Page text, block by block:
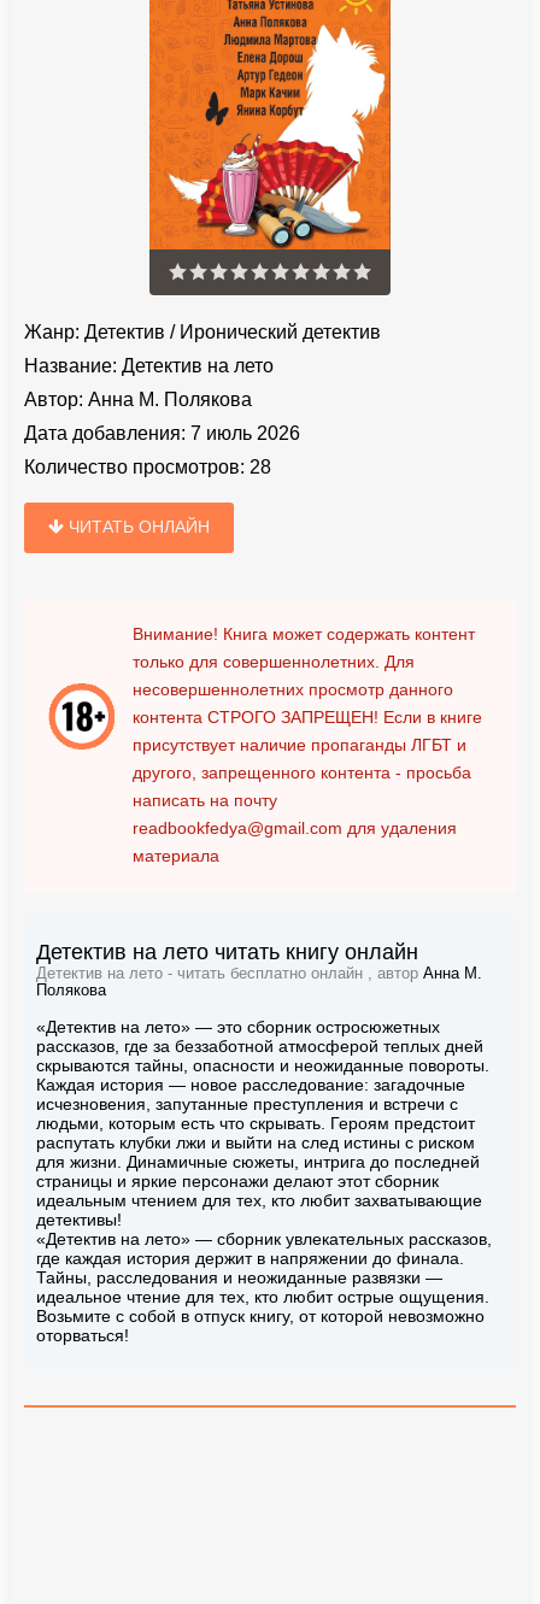
Жанр: Детектив / Иронический детектив
Название: Детектив на лето
Автор: Анна М. Полякова
Дата добавления: 7 июль 2026
Количество просмотров: 28
ЧИТАТЬ ОНЛАЙН
Внимание! Книга может содержать контент
только для совершеннолетних. Для
несовершеннолетних просмотр данного
контента СТРОГО ЗАПРЕЩЕН! Если в книге
присутствует наличие пропаганды ЛГБТ и
другого, запрещенного контента - просьба
написать на почту
readbookfedya@gmail.com для удаления
материала
Детектив на лето читать книгу онлайн
Детектив на лето - читать бесплатно онлайн , автор Анна М.
Полякова
«Детектив на лето» — это сборник остросюжетных
рассказов, где за беззаботной атмосферой теплых дней
скрываются тайны, опасности и неожиданные повороты.
Каждая история — новое расследование: загадочные
исчезновения, запутанные преступления и встречи с
людьми, которым есть что скрывать. Героям предстоит
распутать клубки лжи и выйти на след истины с риском
для жизни. Динамичные сюжеты, интрига до последней
страницы и яркие персонажи делают этот сборник
идеальным чтением для тех, кто любит захватывающие
детективы!
«Детектив на лето» — сборник увлекательных рассказов,
где каждая история держит в напряжении до финала.
Тайны, расследования и неожиданные развязки —
идеальное чтение для тех, кто любит острые ощущения.
Возьмите с собой в отпуск книгу, от которой невозможно
оторваться!